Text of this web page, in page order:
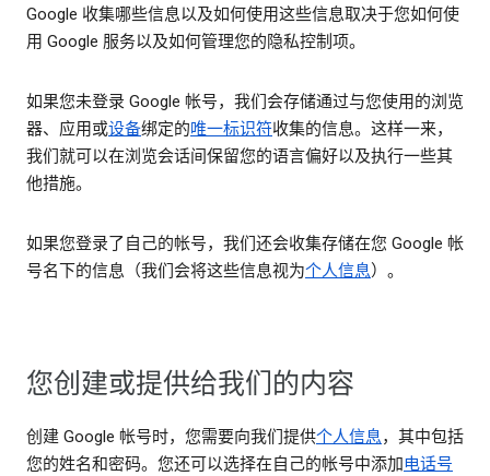
Google 收集哪些信息以及如何使用这些信息取决于您如何使
用 Google 服务以及如何管理您的隐私控制项。
如果您未登录 Google 帐号，我们会存储通过与您使用的浏览
器、应用或设备绑定的唯一标识符收集的信息。这样一来，
我们就可以在浏览会话间保留您的语言偏好以及执行一些其
他措施。
如果您登录了自己的帐号，我们还会收集存储在您 Google 帐
号名下的信息（我们会将这些信息视为个人信息）。
您创建或提供给我们的内容
创建 Google 帐号时，您需要向我们提供个人信息，其中包括
您的姓名和密码。您还可以选择在自己的帐号中添加电话号